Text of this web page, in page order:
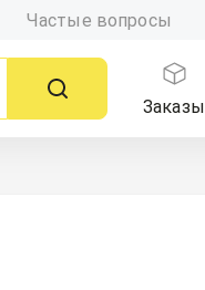
Частые вопросы
Заказы